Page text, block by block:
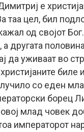
е
таа цел, бил
од својот
другата
да уживаат во
биле
со еден
борец
млад човек
императорот